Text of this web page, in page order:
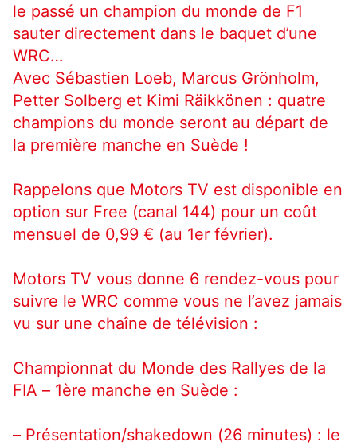
le passé un champion du monde de F1
sauter directement dans le baquet d’une
WRC…
Avec Sébastien Loeb, Marcus Grönholm,
Petter Solberg et Kimi Räikkönen : quatre
champions du monde seront au départ de
la première manche en Suède !
Rappelons que Motors TV est disponible en
option sur Free (canal 144) pour un coût
mensuel de 0,99 € (au 1er février).
Motors TV vous donne 6 rendez-vous pour
suivre le WRC comme vous ne l’avez jamais
vu sur une chaîne de télévision :
Championnat du Monde des Rallyes de la
FIA – 1ère manche en Suède :
– Présentation/shakedown (26 minutes) : le